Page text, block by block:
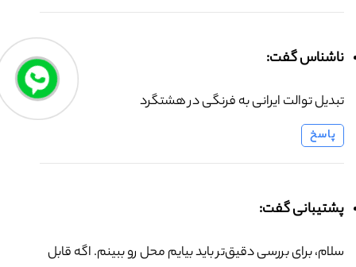
ناشناس گفت:
تبدیل توالت ایرانی به فرنگی در هشتگرد
پاسخ
پشتیبانی گفت:
سلام، برای بررسی دقیق‌تر باید بیایم محل رو ببینم. اگه قابل